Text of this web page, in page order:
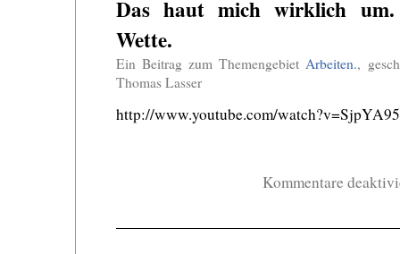
Das haut mich wirklich
Wette.
Ein Beitrag zum ThemengebietArbeiten.,
Thomas Lasser
http://www.youtube.com/
Kommentare